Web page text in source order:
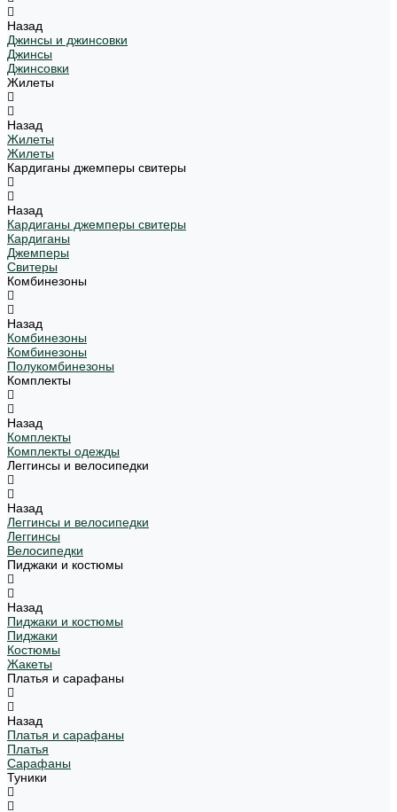
Назад
Джинсы и джинсовки
Джинсы
Джинсовки
Жилеты
Назад
Жилеты
Жилеты
Кардиганы джемперы свитеры
Назад
Кардиганы джемперы свитеры
Кардиганы
Джемперы
Свитеры
Комбинезоны
Назад
Комбинезоны
Комбинезоны
Полукомбинезоны
Комплекты
Назад
Комплекты
Комплекты одежды
Леггинсы и велосипедки
Назад
Леггинсы и велосипедки
Леггинсы
Велосипедки
Пиджаки и костюмы
Назад
Пиджаки и костюмы
Пиджаки
Костюмы
Жакеты
Платья и сарафаны
Назад
Платья и сарафаны
Платья
Сарафаны
Туники